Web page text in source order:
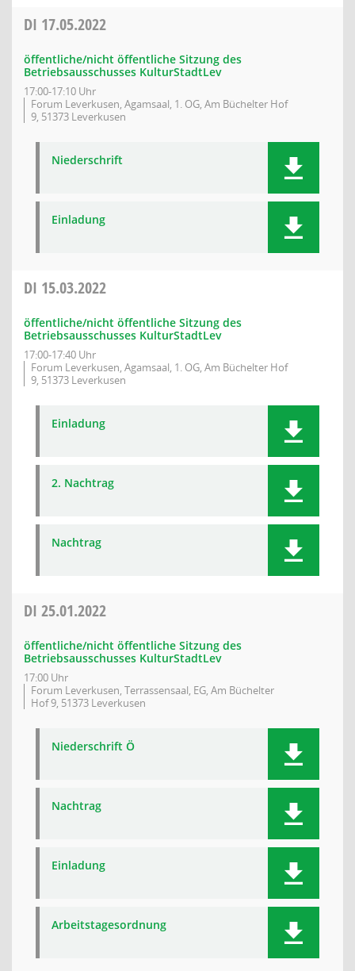
DI 17.05.2022
öffentliche/nicht öffentliche Sitzung des
Betriebsausschusses KulturStadtLev
17:00-17:10 Uhr
Forum Leverkusen, Agamsaal, 1. OG, Am Büchelter Hof
9, 51373 Leverkusen
Niederschrift
Einladung
DI 15.03.2022
öffentliche/nicht öffentliche Sitzung des
Betriebsausschusses KulturStadtLev
17:00-17:40 Uhr
Forum Leverkusen, Agamsaal, 1. OG, Am Büchelter Hof
9, 51373 Leverkusen
Einladung
2. Nachtrag
Nachtrag
DI 25.01.2022
öffentliche/nicht öffentliche Sitzung des
Betriebsausschusses KulturStadtLev
17:00 Uhr
Forum Leverkusen, Terrassensaal, EG, Am Büchelter
Hof 9, 51373 Leverkusen
Niederschrift Ö
Nachtrag
Einladung
Arbeitstagesordnung